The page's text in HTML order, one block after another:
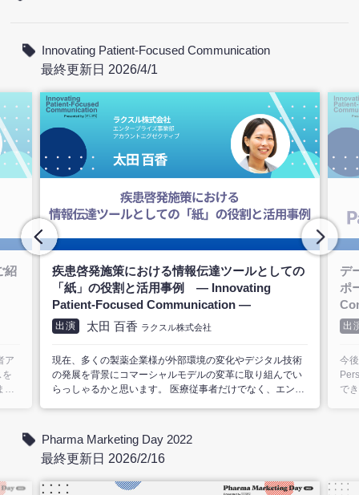
Innovating Patient-Focused Communication
最終更新日 2026/4/1
の
術
い
データとAgentforce(AI)でPatient Journeyをサ
ポートする ― Innovating Patient-Focused
Communication ―
出演 早田 和哲 株式会社セールスフォース・ジャパン
今後日本でも、様々なReal World Data（RWD）、
Personal Health Record（PHR）のようなデータが利活用
できるようになってきます。 それらのデータを「患者さん
用したデモを行います。
医
考
出
医
療
っ
を
Pharma Marketing Day 2022
最終更新日 2026/2/16